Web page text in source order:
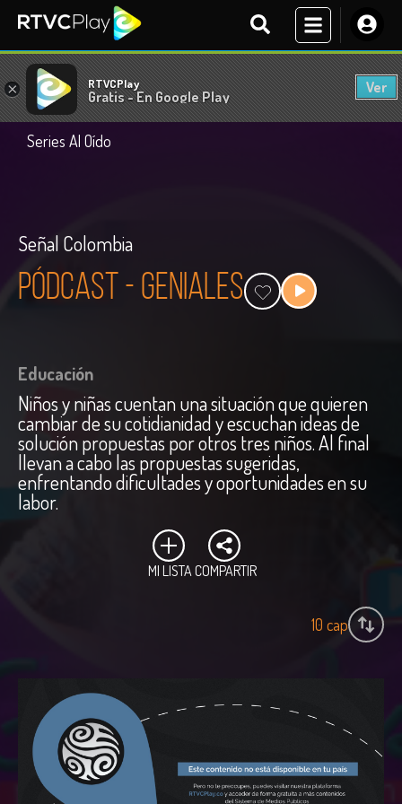
× RTVCPlay
Gratis - En Google Play
Ver
Series Al Oído
Señal Colombia
Pódcast - Geniales
Educación
Niños y niñas cuentan una situación que quieren
cambiar de su cotidianidad y escuchan ideas de
solución propuestas por otros tres niños. Al final
llevan a cabo las propuestas sugeridas,
enfrentando dificultades y oportunidades en su
labor.
MI LISTACOMPARTIR
10 cap